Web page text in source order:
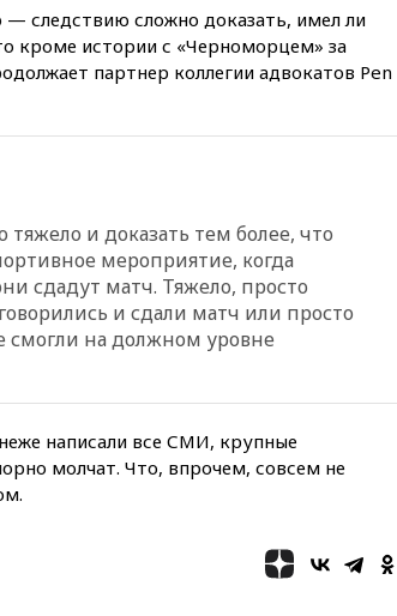
управлении аэропортом
Шереметьево
17:35Шесть человек
ограничения
17:17 Власти РФ помогут
пострадавшему от атак на
склады Wildberries бизнесу
16:55Экс-директору Popcorn
резервы России снизились
16:35
На восстановление
The Guardian: ученые
следствию сложно доказать, имел ли
кроме истории с «Черноморцем» за
партнер коллегии адвокатов Pen
и доказать тем более, что
мероприятие, когда
сдадут матч. Тяжело, просто
и сдали матч или просто
смогли на должном уровне
написали все СМИ, крупные
молчат. Что, впрочем, совсем не